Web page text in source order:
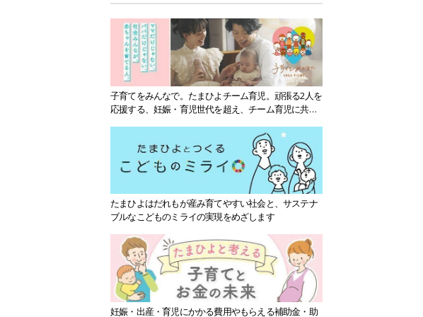
子育てをみんなで。たまひよチーム育児。頑張る2人を
応援する、妊娠・育児世代を超え、チーム育児に共感
たまひよはだれもが産み育てやすい社会と、サステナ
ブルなこどものミライの実現をめざします
妊娠・出産・育児にかかる費用やもらえる補助金・助